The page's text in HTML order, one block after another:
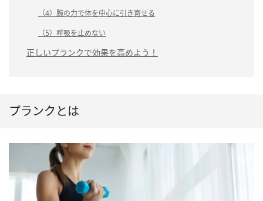
（4）腕の力で体を中心に引き寄せる
（5）呼吸を止めない
正しいプランクで効果を高めよう！
プランクとは